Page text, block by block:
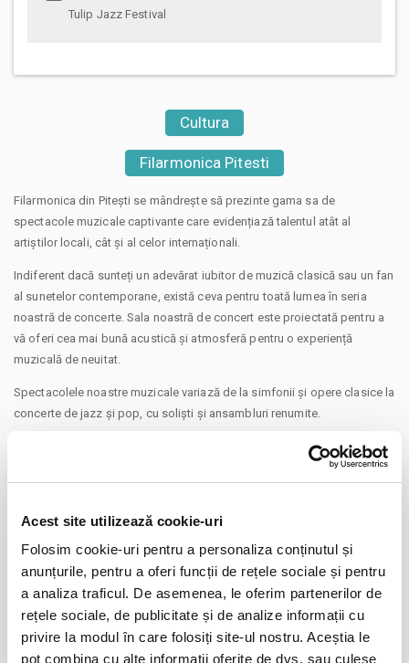
Acest site utilizează cookie-uri
Folosim cookie-uri pentru a personaliza conținutul și
anunțurile, pentru a oferi funcții de rețele sociale și pentru
a analiza traficul. De asemenea, le oferim partenerilor de
rețele sociale, de publicitate și de analize informații cu
privire la modul în care folosiți site-ul nostru. Aceștia le
pot combina cu alte informații oferite de dvs. sau culese
Tulip Jazz Festival
Cultura
Filarmonica Pitesti
Filarmonica din Pitești se mândrește să prezinte gama sa de
spectacole muzicale captivante care evidențiază talentul atât al
artiștilor locali, cât și al celor internaționali.
Indiferent dacă sunteți un adevărat iubitor de muzică clasică sau un fan
al sunetelor contemporane, există ceva pentru toată lumea în seria
noastră de concerte. Sala noastră de concert este proiectată pentru a
vă oferi cea mai bună acustică și atmosferă pentru o experiență
muzicală de neuitat.
Spectacolele noastre muzicale variază de la simfonii și opere clasice la
concerte de jazz și pop, cu soliști și ansambluri renumite.
În plus față de seria noastră regulată de concerte, organizăm și
compozitorii famosi și sărbători sezoniere, precum și concerte
Alăturați-vă nouă pentru o noapte de magie muzicală la Filarmonica din
reintoarce sa mai aveți parte de incă un concert.
Va aducem la cunostinta ca pe langa preturile biletelor sau
abonamentelor afisate, pot exista si costuri aditionale ce trebuie
suportate de dvs., respectiv: taxe de intermediere, procesare, emitere
CONTINUARE
Distribuie aceasta pagina